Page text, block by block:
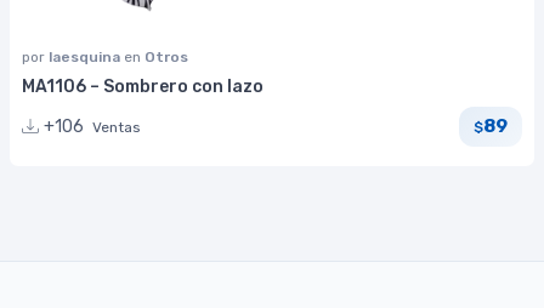
por laesquina en Otros
MA1106 – Sombrero con lazo
+106 Ventas $89